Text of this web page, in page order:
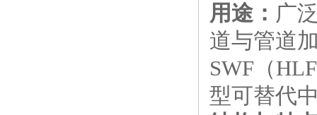
用途： 广
道与管道
SWF（
型可替代